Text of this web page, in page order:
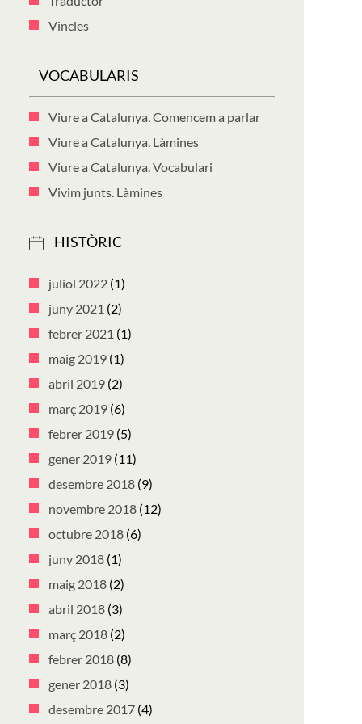
Vincles
VOCABULARIS
Viure a Catalunya. Comencem a parlar
Viure a Catalunya. Làmines
Viure a Catalunya. Vocabulari
Vivim junts. Làmines
HISTÒRIC
juliol 2022 (1)
juny 2021 (2)
febrer 2021 (1)
maig 2019 (1)
abril 2019 (2)
març 2019 (6)
febrer 2019 (5)
gener 2019 (11)
desembre 2018 (9)
novembre 2018 (12)
octubre 2018 (6)
juny 2018 (1)
maig 2018 (2)
abril 2018 (3)
març 2018 (2)
febrer 2018 (8)
gener 2018 (3)
desembre 2017 (4)